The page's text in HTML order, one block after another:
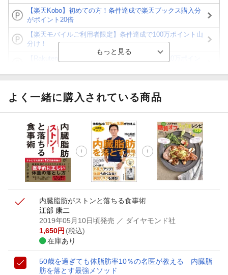
【楽天Kobo】初めての方！条件達成で楽天ブックス購入分
がポイント20倍
【楽天モバイルご利用者限定】条件達成で100万ポイント山
分け！
が当たる！
楽天モバイル紹介キャンペーンの拡散で300円OFFクーポン
進呈
条件達成で楽天限定・宝塚歌劇 宙組貸切公演ペアチケット
が当たる
よく一緒に購入されている商品
内臓脂肪がストンと落ちる食事術
江部 康二
2019年05月10日頃発売 ／ ダイヤモンド社
1,650円 (税込)
在庫あり
50歳を過ぎても体脂肪率10％の名医が教える 内臓脂
肪を落とす最強メソッド